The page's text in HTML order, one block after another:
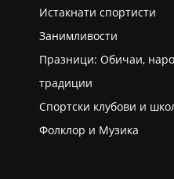
Истакнати спортисти
Занимливости
Празници: Обичаи,
традиции
Спортски клубови и
Фолклор и Музика